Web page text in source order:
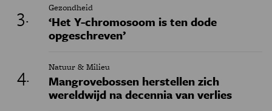
Gezondheid
‘Het Y-chromosoom is ten dode
opgeschreven’
Natuur & Milieu
Mangrovebossen herstellen zich
wereldwijd na decennia van verlies